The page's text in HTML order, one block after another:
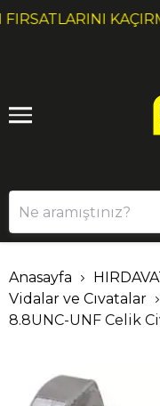
1000₺ ÜZERI
Anasayfa
Vidalar ve Cıvatalar
8.8UNC-UNF Celik